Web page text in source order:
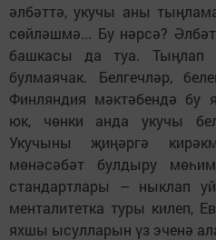
әлбәттә, укучы аны
сөйләшмә... Бу нәрсә?
башкасы да туа. Тыңлап
булмаячак. Белгечләр,
Финляндия мәктәбендә бу
юк, чөнки анда укучы
Укучыны җиңәргә
мөнәсәбәт булдыру
стандартлары – ныклап
менталитетка туры килеп,
яхшы ысулларын үз эченә